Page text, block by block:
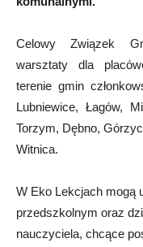
Celowy Związek
warsztaty dla
terenie gmin
Lubniewice, Łagów,
Torzym, Dębno,
Witnica.
W Eko Lekcjach mogą
przedszkolnym oraz
nauczyciela, chcące